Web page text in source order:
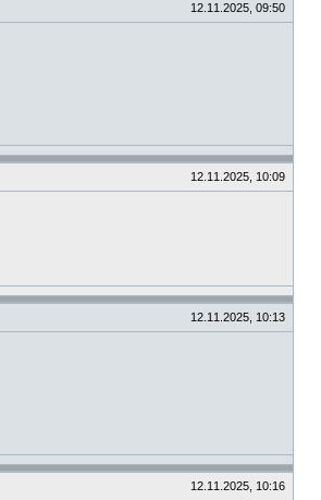
12.11.2025, 09:50
12.11.2025, 10:09
12.11.2025, 10:13
12.11.2025, 10:16